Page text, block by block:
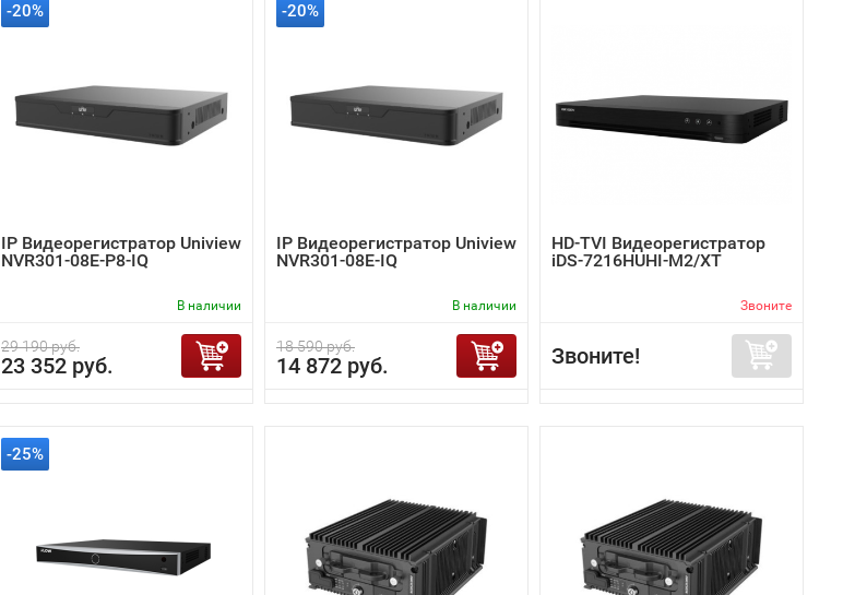
-20%
IP Видеорегистратор Uniview
NVR301-08E-P8-IQ
В наличии
29 190 руб.
23 352 руб.
-20%
IP Видеорегистратор Uniview
NVR301-08E-IQ
В наличии
18 590 руб.
14 872 руб.
HD-TVI Видеорегистратор
iDS-7216HUHI-M2/XT
Звоните
Звоните!
-25%